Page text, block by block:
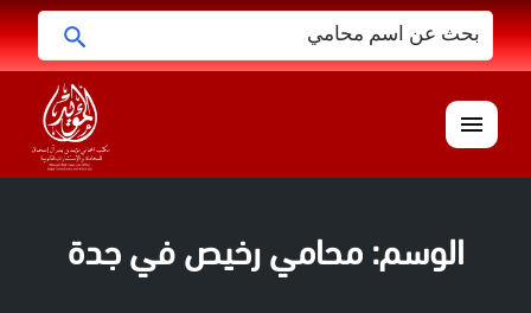
البحث
عن:
القائمة
الوسم:محامي رخيص في جدة